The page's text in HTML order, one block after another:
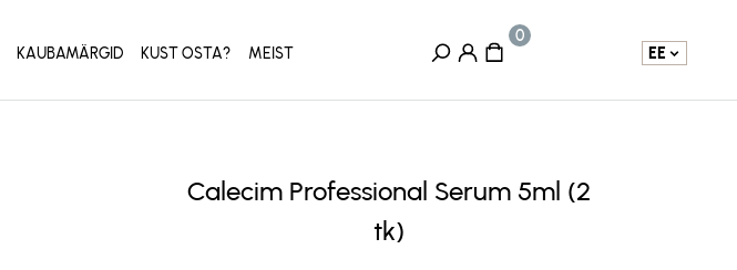
KAUBAMÄRGID KUST OSTA? MEIST EE
Calecim Professional Serum 5ml (2
tk)